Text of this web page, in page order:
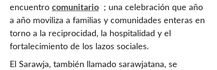
encuentro comunitario
; una celebración que año
a año moviliza a familias y comunidades enteras en
torno a la reciprocidad, la hospitalidad y el
fortalecimiento de los lazos sociales.
El Sarawja, también llamado sarawjatana, se